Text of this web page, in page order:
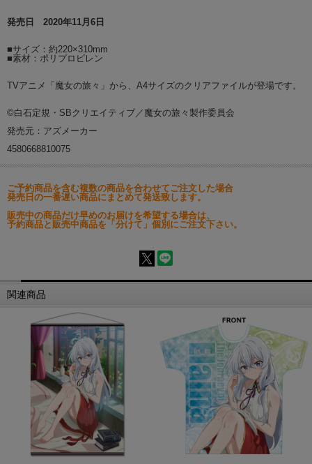
発売日 2020年11月6日
■サイズ：約220×310mm
■素材：ポリプロピレン
TVアニメ「魔女の旅々」から、A4サイズのクリアファイルが登場です。
©白石定規・SBクリエイティブ／魔女の旅々製作委員会
発売元：アズメーカー
4580668810075
ご予約商品を含む複数の商品を合わせてご注文した場合
発売日の一番遅い商品にまとめて発送致します。
販売中の商品だけ早めのお届けを希望する場合は、
予約商品と販売中商品を「分けて」個別にご注文下さい。
関連商品